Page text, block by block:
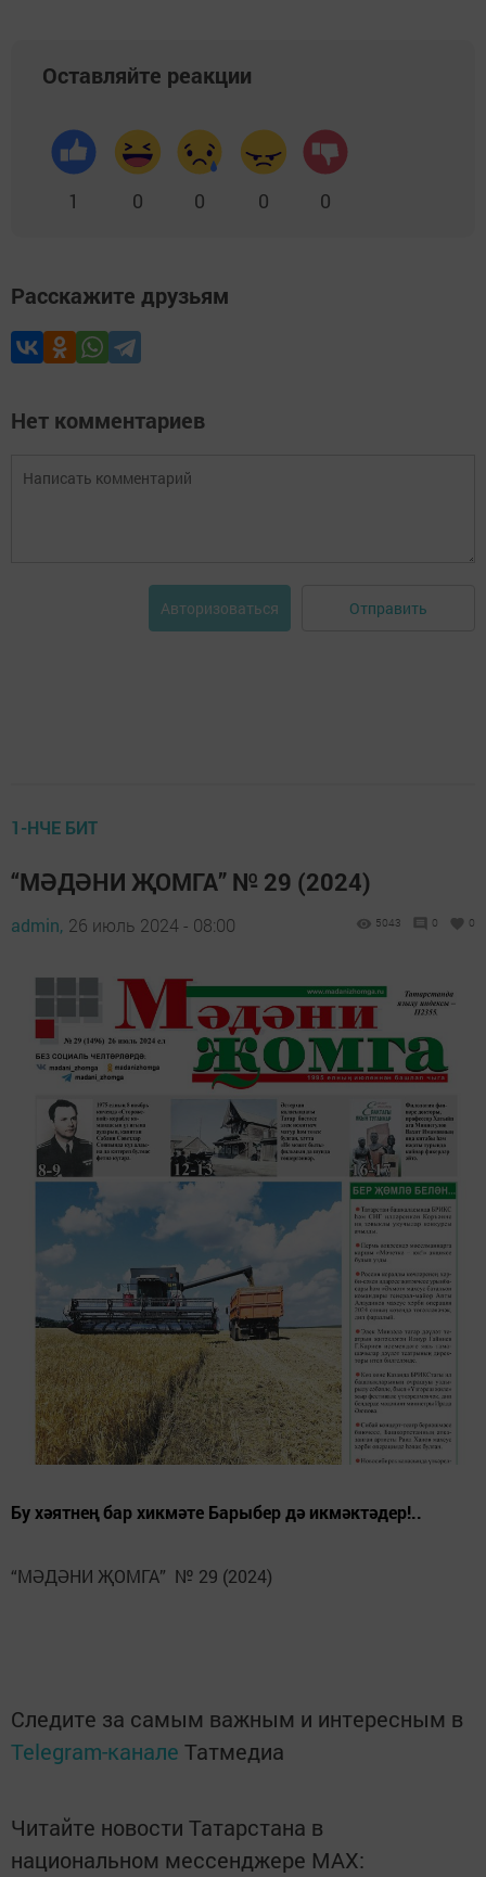
Оставляйте реакции
1 0 0 0 0
Расскажите друзьям
Нет комментариев
Авторизоваться Отправить
1-НЧЕ БИТ
“МӘДӘНИ ҖОМГА” № 29 (2024)
admin, 26 июль 2024 - 08:00 5043 0 0
Бу хәятнең бар хикмәте Барыбер дә икмәктәдер!..
“МӘДӘНИ ҖОМГА” № 29 (2024)
Следите за самым важным и интересным в
Telegram-канале Татмедиа
Читайте новости Татарстана в
национальном мессенджере MАХ: